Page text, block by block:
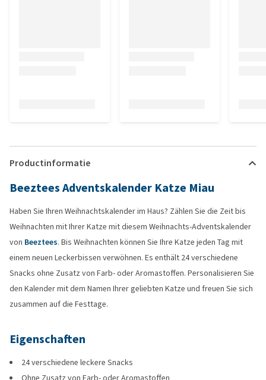
Productinformatie
Beeztees Adventskalender Katze Miau
Haben Sie Ihren Weihnachtskalender im Haus? Zählen Sie die Zeit bis
Weihnachten mit Ihrer Katze mit diesem Weihnachts-Adventskalender
von Beeztees. Bis Weihnachten können Sie Ihre Katze jeden Tag mit
einem neuen Leckerbissen verwöhnen. Es enthält 24 verschiedene
Snacks ohne Zusatz von Farb- oder Aromastoffen. Personalisieren Sie
den Kalender mit dem Namen Ihrer geliebten Katze und freuen Sie sich
zusammen auf die Festtage.
Eigenschaften
24 verschiedene leckere Snacks